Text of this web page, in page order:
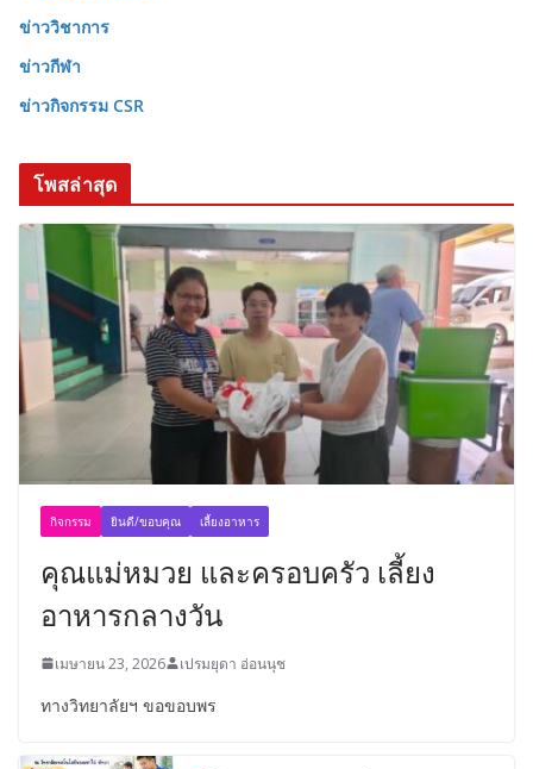
ข่าววิชาการ
ข่าวกีฬา
ข่าวกิจกรรม CSR
โพสล่าสุด
กิจกรรม ยินดี/ขอบคุณ เลี้ยงอาหาร
คุณแม่หมวย และครอบครัว เลี้ยง
อาหารกลางวัน
เมษายน 23, 2026 เปรมยุดา อ่อนนุช
ทางวิทยาลัยฯ ขอขอบพร